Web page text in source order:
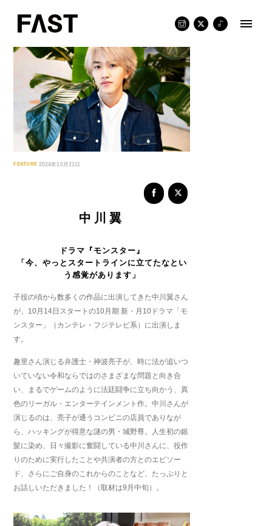
content
FEATURE 2024年10月21日
中川翼
ドラマ『モンスター』
「今、やっとスタートラインに立てたなとい
う感覚があります 」
子役の頃から数多くの作品に出演してきた中川翼さん
が、10月14日スタートの10月期 新・月10ドラマ「モ
ンスター」（カンテレ・フジテレビ系）に出演しま
す。
趣里さん演じる弁護士・神波亮子が、時に法が追いつ
いていない令和ならではのさまざまな問題と向き合
い、まるでゲームのように法廷闘争に立ち向かう、異
色のリーガル・エンターテインメント作。中川さんが
演じるのは、亮子が通うコンビニの店員でありなが
ら、ハッキングが得意な謎の男・城野尊。人生初の銀
髪に染め、日々撮影に奮闘している中川さんに、役作
りのために実行したことや共演者の方とのエピソー
ド、さらにご自身のこれからのことなど、たっぷりと
お話しいただきました！（取材は9月中旬）。